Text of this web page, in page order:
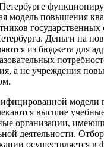
модель повышения
государственных
Деньги на
из бюджета для
а не учреждения
высшие
организации,
деятельности.
осуществляется в